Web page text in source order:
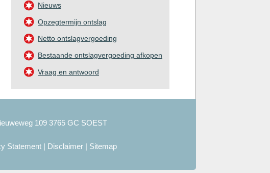
Nieuws
Opzegtermijn ontslag
Netto ontslagvergoeding
Bestaande ontslagvergoeding afkopen
Vraag en antwoord
109 3765 GC SOEST
Statement| Disclaimer| Sitemap